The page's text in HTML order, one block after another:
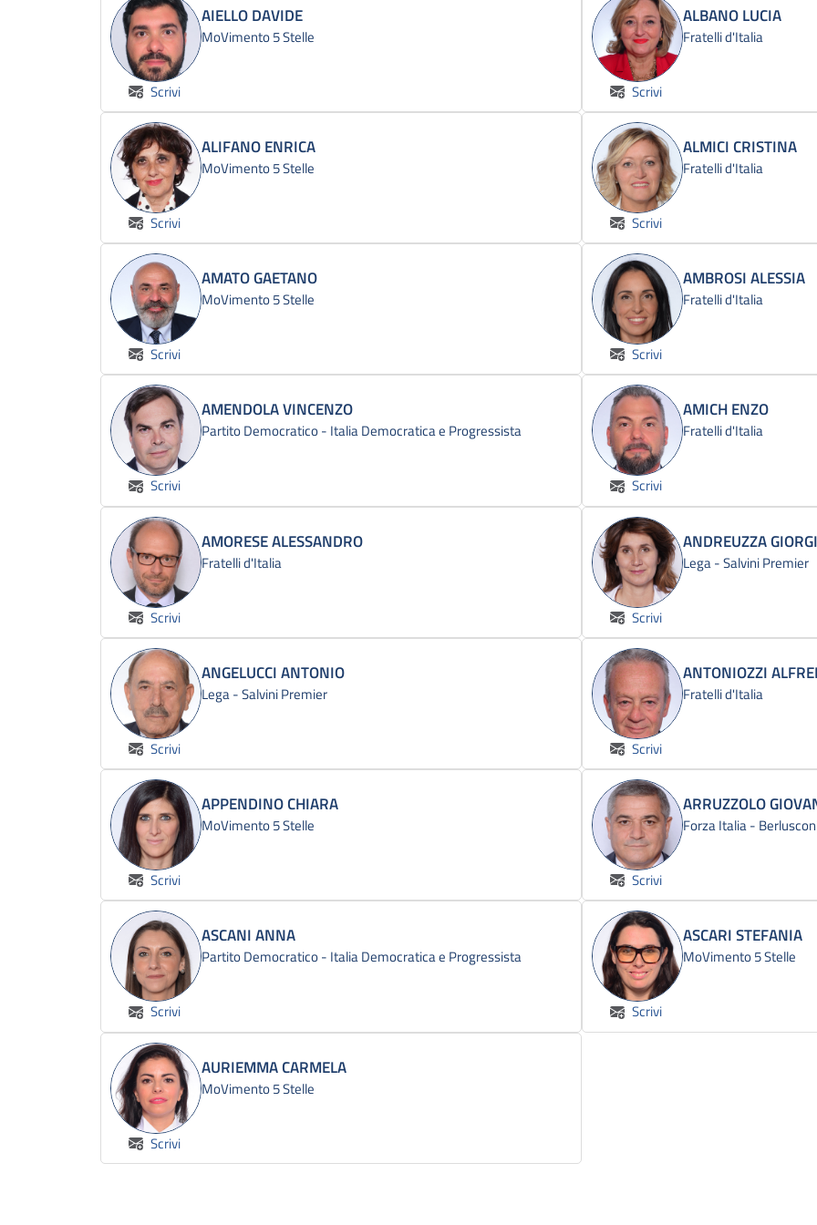
Scrivi
AIELLO DAVIDE
MoVimento 5 Stelle
Scrivi
ALBANO LUCIA
Fratelli d'Italia
Scrivi
ALIFANO ENRICA
MoVimento 5 Stelle
Scrivi
ALMICI CRISTINA
Fratelli d'Italia
Scrivi
AMATO GAETANO
MoVimento 5 Stelle
Scrivi
AMBROSI ALESSIA
Fratelli d'Italia
Scrivi
AMENDOLA VINCENZO
Partito Democratico - Italia Democratica e Progressista
Scrivi
AMICH ENZO
Fratelli d'Italia
Scrivi
AMORESE ALESSANDRO
Fratelli d'Italia
Scrivi
ANDREUZZA
Lega - Salvini Premier
Scrivi
ANGELUCCI ANTONIO
Lega - Salvini Premier
Scrivi
ANTONIOZZI
Fratelli d'Italia
Scrivi
APPENDINO CHIARA
MoVimento 5 Stelle
Scrivi
ARRUZZOLO
Forza Italia -
Scrivi
ASCANI ANNA
Partito Democratico - Italia Democratica e Progressista
Scrivi
ASCARI STEFANIA
MoVimento 5 Stelle
Scrivi
AURIEMMA CARMELA
MoVimento 5 Stelle